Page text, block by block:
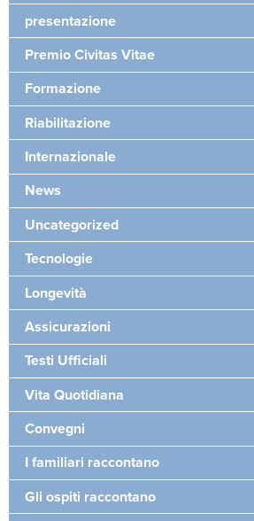
presentazione
Premio Civitas Vitae
Formazione
Riabilitazione
Internazionale
News
Uncategorized
Tecnologie
Longevità
Assicurazioni
Testi Ufficiali
Vita Quotidiana
Convegni
I familiari raccontano
Gli ospiti raccontano